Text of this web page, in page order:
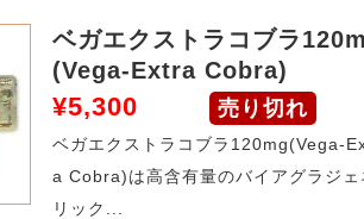
ベガエクストラコブラ
(Vega-Extra Cobra)
¥5,300 売り切れ
ベガエクストラコブラ120mg(Vega-
a Cobra)は高含有量のバイアグラジェ
リック...